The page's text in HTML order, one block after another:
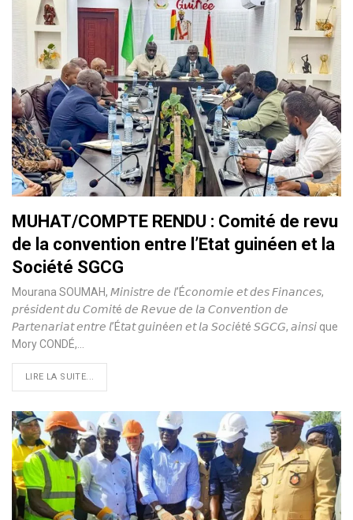
MUHAT/COMPTE RENDU : Comité de revu
de la convention entre l’Etat guinéen et la
Société SGCG
Mourana SOUMAH, 𝘔𝘪𝘯𝘪𝘴𝘵𝘳𝘦 𝘥𝘦 𝘭’É𝘤𝘰𝘯𝘰𝘮𝘪𝘦 𝘦𝘵 𝘥𝘦𝘴 𝘍𝘪𝘯𝘢𝘯𝘤𝘦𝘴,
𝘱𝘳é𝘴𝘪𝘥𝘦𝘯𝘵 𝘥𝘶 𝘊𝘰𝘮𝘪𝘵é 𝘥𝘦 𝘙𝘦𝘷𝘶𝘦 𝘥𝘦 𝘭𝘢 𝘊𝘰𝘯𝘷𝘦𝘯𝘵𝘪𝘰𝘯 𝘥𝘦
𝘗𝘢𝘳𝘵𝘦𝘯𝘢𝘳𝘪𝘢𝘵 𝘦𝘯𝘵𝘳𝘦 𝘭’É𝘵𝘢𝘵 𝘨𝘶𝘪𝘯é𝘦𝘯 𝘦𝘵 𝘭𝘢 𝘚𝘰𝘤𝘪é𝘵é 𝘚𝘎𝘊𝘎, 𝘢𝘪𝘯𝘴𝘪 que
Mory CONDÉ,…
LIRE LA SUITE...